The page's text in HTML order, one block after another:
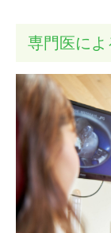
専門医に